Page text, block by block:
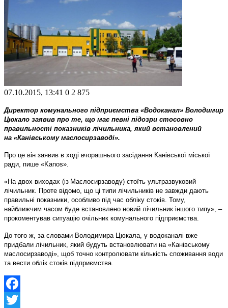
07.10.2015, 13:41 0 2 875
Директор комунального підприємства «Водоканал» Володимир
Цюкало заявив про те, що має певні підозри стосовно
правильності показників лічильника, який встановлений
на «Канівському маслосирзаводі».
Про це він заявив в ході вчорашнього засідання Канівської міської
ради, пише «Kanos».
«На двох виходах (із Маслосирзаводу) стоїть ультразвуковий
лічильник. Проте відомо, що ці типи лічильників не завжди дають
правильні показники, особливо під час обліку стоків. Тому,
найближчим часом буде встановлено новий лічильник іншого типу», –
прокоментував ситуацію очільник комунального підприємства.
До того ж, за словами Володимира Цюкала, у водоканалі вже
придбали лічильник, який будуть встановлювати на «Канівському
маслосирзаводі», щоб точно контролювати кількість споживання води
та вести облік стоків підприємства.
Facebook